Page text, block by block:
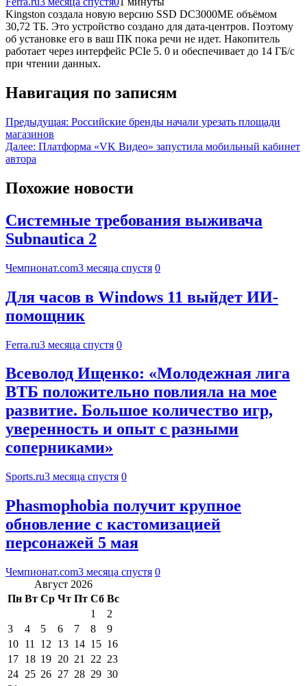
Kingston создала новую версию SSD DC3000ME объёмом
30,72 ТБ. Это устройство создано для дата-центров. Поэтому
об установке его в ваш ПК пока речи не идет. Накопитель
работает через интерфейс PCIe 5. 0 и обеспечивает до 14 ГБ/с
при чтении данных.
Навигация по записям
Предыдущая: Российские бренды начали урезать площади
магазинов
Далее: Платформа «VK Видео» запустила мобильный кабинет
автора
Похожие новости
Системные требования выживача
Subnautica 2
Чемпионат.com3 месяца спустя 0
Для часов в Windows 11 выйдет ИИ-
помощник
Ferra.ru3 месяца спустя 0
Всеволод Ищенко: «Молодежная лига
ВТБ положительно повлияла на мое
развитие. Большое количество игр,
уверенность и опыт с разными
соперниками»
Sports.ru3 месяца спустя 0
Phasmophobia получит крупное
обновление с кастомизацией
персонажей 5 мая
Чемпионат.com3 месяца спустя 0
Август 2026
Пн Вт Ср Чт Пт Сб Вс
1
2
3
4 5 6 7 8
9
10 11 12 13 14 15 16
17 18 19 20 21 22 23
24 25 26 27 28 29 30